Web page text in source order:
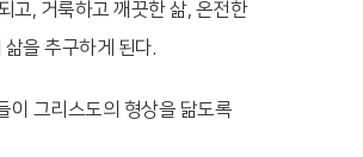
고, 거룩하고 깨끗한 삶, 온전한
을 추구하게 된다.
이 그리스도의 형상을 닮도록